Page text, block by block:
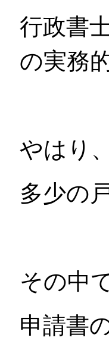
行政書
の実務
やはり
多少の
その中
申請書